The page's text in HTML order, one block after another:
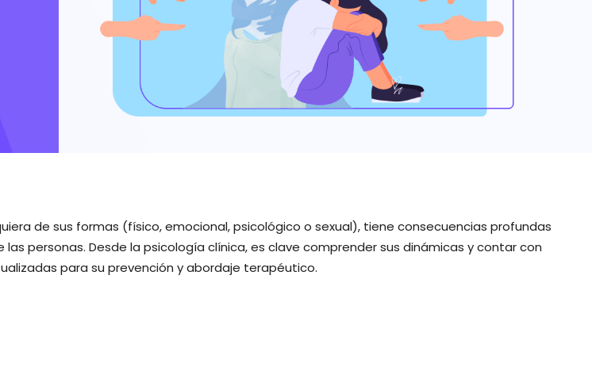
de sus formas (físico, emocional, psicológico o sexual), tiene consecuencias profundas
las personas. Desde la psicología clínica, es clave comprender sus dinámicas y contar con
para su prevención y abordaje terapéutico.